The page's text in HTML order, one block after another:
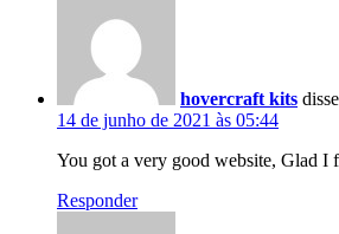
hovercraft kits
14 de junho de 2021 às 05:44
You got a very good website, Glad I
Responder